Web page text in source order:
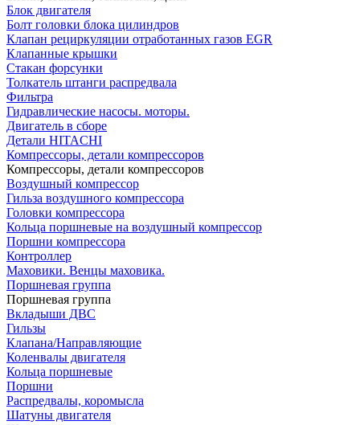
Блок двигателя
Болт головки блока цилиндров
Клапан рециркуляции отработанных газов EGR
Клапанные крышки
Стакан форсунки
Толкатель штанги распредвала
Фильтра
Гидравлические насосы. моторы.
Двигатель в сборе
Детали HITACHI
Компрессоры, детали компрессоров
Компрессоры, детали компрессоров
Воздушный компрессор
Гильза воздушного компрессора
Головки компрессора
Кольца поршневые на воздушный компрессор
Поршни компрессора
Контроллер
Маховики. Венцы маховика.
Поршневая группа
Поршневая группа
Вкладыши ДВС
Гильзы
Клапана/Направляющие
Коленвалы двигателя
Кольца поршневые
Поршни
Распредвалы, коромысла
Шатуны двигателя